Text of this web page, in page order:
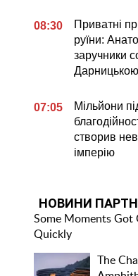
08:30
Приватні
руїни:
заручники
07:05
Мільйони
створив
імперію